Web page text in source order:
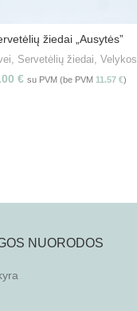
SAVYBES
žiedai „Ausytės”
, Servetėlių žiedai, Velykos
€ su PVM (be PVM11.57€)
NUORODOS